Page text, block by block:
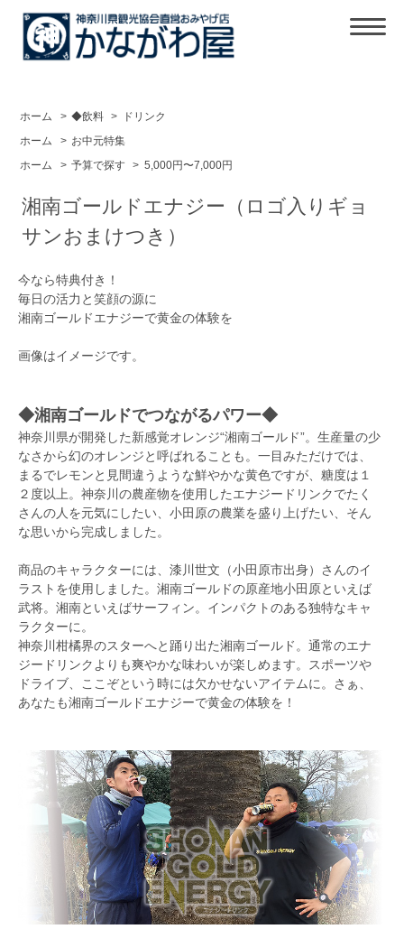
ホーム > ◆飲料 >
ドリンク
ホーム
> お中元特集
ホーム
> 予算で探す > 5,000円〜7,000円
湘南ゴールドエナジー（ロゴ入りギョ
サンおまけつき）
今なら特典付き！
毎日の活力と笑顔の源に
湘南ゴールドエナジーで黄金の体験を
画像はイメージです。
◆湘南ゴールドでつながるパワー◆
神奈川県が開発した新感覚オレンジ“湘南ゴールド”。生産量の少
なさから幻のオレンジと呼ばれることも。一目みただけでは、
まるでレモンと見間違うような鮮やかな黄色ですが、糖度は１
２度以上。神奈川の農産物を使用したエナジードリンクでたく
さんの人を元気にしたい、小田原の農業を盛り上げたい、そん
な思いから完成しました。
商品のキャラクターには、漆川世文（小田原市出身）さんのイ
ラストを使用しました。湘南ゴールドの原産地小田原といえば
武将。湘南といえばサーフィン。インパクトのある独特なキャ
ラクターに。
神奈川柑橘界のスターへと踊り出た湘南ゴールド。通常のエナ
ジードリンクよりも爽やかな味わいが楽しめます。スポーツや
ドライブ、ここぞという時には欠かせないアイテムに。さぁ、
あなたも湘南ゴールドエナジーで黄金の体験を！